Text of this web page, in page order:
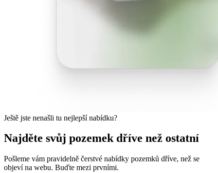
Ještě jste nenašli tu nejlepší nabídku?
Najděte svůj pozemek dříve než ostatní
Pošleme vám pravidelně čerstvé nabídky pozemků dříve, než se
objeví na webu. Buďte mezi prvními.